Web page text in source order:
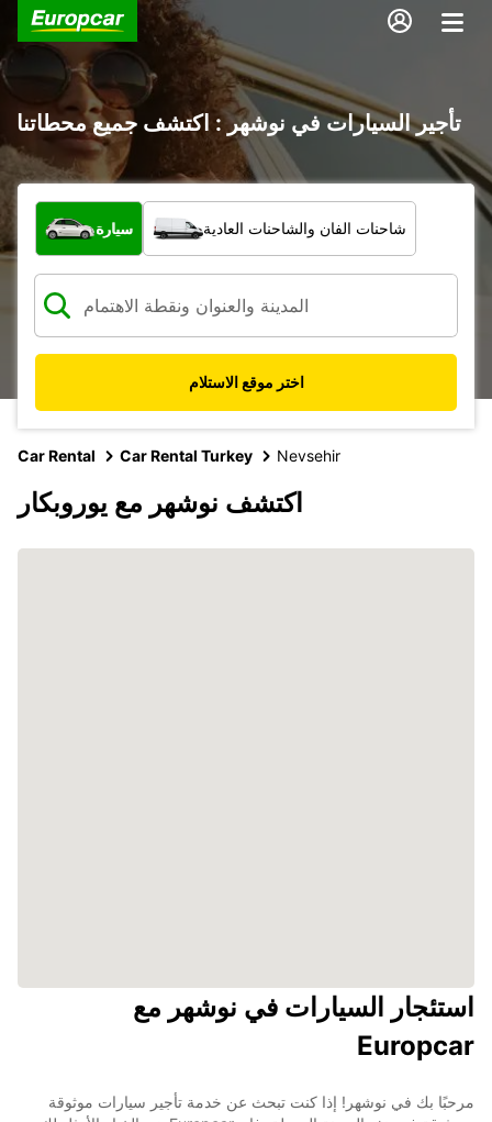
تأجير السيارات في نوشهر : اكتشف جميع محطاتنا
ما نوع المركبة؟
سيارة شاحنات الفان والشاحنات العادية
اختر موقع الاستلام
Car Rental Car Rental Turkey Nevsehir
اكتشف نوشهر مع يوروبكار
استئجار السيارات في نوشهر مع
Europcar
مرحبًا بك في نوشهر! إذا كنت تبحث عن خدمة تأجير سيارات موثوقة